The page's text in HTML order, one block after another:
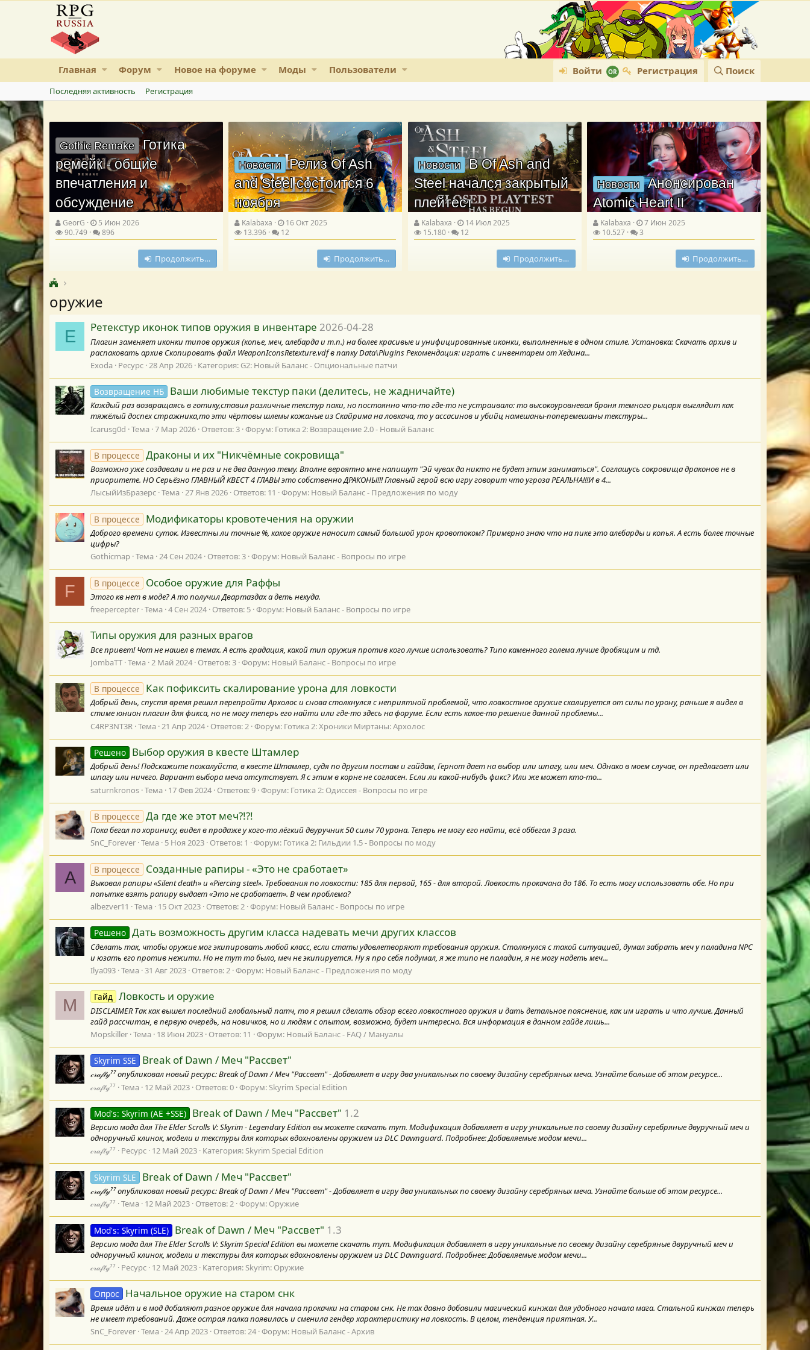
Главная Форум Новое на форуме Моды Пользователи Войти Регистрация Поиск
Последняя активность Регистрация
Gothic Remake Готика
ремейк - общие
впечатления и
обсуждение
GeorG
5 Июн 2026
90.749
896
Продолжить…
Новости Релиз Of Ash
and Steel состоится 6
ноября
Kalabaxa
16 Окт 2025
13.396
12
Продолжить…
Новости В Of Ash and
Steel начался закрытый
плейтест
Kalabaxa
14 Июл 2025
15.180
12
Продолжить…
Новости Анонсирован
Atomic Heart II
Kalabaxa
7 Июн 2025
10.527
3
Продолжить…
оружие
E Ретекстур иконок типов оружия в инвентаре 2026-04-28
Плагин заменяет иконки типов оружия (копье, меч, алебарда и т.п.) на более красивые и унифицированные иконки, выполненные в одном стиле. Установка: Скачать архив и
распаковать архив Скопировать файл WeaponIconsRetexture.vdf в папку Data\Plugins Рекомендация: играть с инвентарем от Хедина...
Exoda Ресурс 28 Апр 2026 Категория: G2: Новый Баланс - Опциональные патчи
Возвращение НБ Ваши любимые текстур паки (делитесь, не жадничайте)
Каждый раз возвращаясь в готику,ставил различные текстур паки, но постоянно что-то где-то не устраивало: то высокоуровневая броня темного рыцаря выглядит как
тяжёлый доспех стражника,то эти чёртовы шлемы кожаные из Скайрима на ловкача, то у ассасинов и убийц намешаны-поперемешаны текстуры...
Icarusg0d Тема 7 Мар 2026 Ответов: 3 Форум: Готика 2: Возвращение 2.0 - Новый Баланс
В процессе Драконы и их "Никчёмные сокровища"
Возможно уже создавали и не раз и не два данную тему. Вполне вероятно мне напишут "Эй чувак да никто не будет этим заниматься". Соглашусь сокровища драконов не в
приоритете. НО Серьёзно ГЛАВНЫЙ КВЕСТ 4 ГЛАВЫ это собственно ДРАКОНЫ!!! Главный герой всю игру говорит что угроза РЕАЛЬНА!!!И в 4...
ЛысыйИзБразерс Тема 27 Янв 2026 Ответов: 11 Форум: Новый Баланс - Предложения по моду
В процессе Модификаторы кровотечения на оружии
Доброго времени суток. Известны ли точные %, какое оружие наносит самый большой урон кровотоком? Примерно знаю что на пике это алебарды и копья. А есть более точные
цифры?
Gothicmap Тема 24 Сен 2024 Ответов: 3 Форум: Новый Баланс - Вопросы по игре
F В процессе Особое оружие для Раффы
Этого кв нет в моде? А то получил Двартаздах а деть некуда.
freepercepter Тема 4 Сен 2024 Ответов: 5 Форум: Новый Баланс - Вопросы по игре
Типы оружия для разных врагов
Все привет! Чот не нашел в темах. А есть градация, какой тип оружия против кого лучше использовать? Типо каменного голема лучше дробящим и тд.
JombaTT Тема 2 Май 2024 Ответов: 3 Форум: Новый Баланс - Вопросы по игре
В процессе Как пофиксить скалирование урона для ловкости
Добрый день, спустя время решил перепройти Архолос и снова столкнулся с неприятной проблемой, что ловкостное оружие скалируется от силы по урону, раньше я видел в
стиме юнион плагин для фикса, но не могу теперь его найти или где-то здесь на форуме. Если есть какое-то решение данной проблемы...
C4RP3NT3R Тема 21 Апр 2024 Ответов: 2 Форум: Готика 2: Хроники Миртаны: Архолос
Решено Выбор оружия в квесте Штамлер
Добрый день! Подскажите пожалуйста, в квесте Штамлер, судя по другим постам и гайдам, Гернот дает на выбор или шпагу, или меч. Однако в моем случае, он предлагает или
шпагу или ничего. Вариант выбора меча отсутствует. Я с этим в корне не согласен. Если ли какой-нибудь фикс? Или же может кто-то...
saturnkronos Тема 17 Фев 2024 Ответов: 9 Форум: Готика 2: Одиссея - Вопросы по игре
В процессе Да где же этот меч?!?!
Пока бегал по хоринису, видел в продаже у кого-то лёгкий двуручник 50 силы 70 урона. Теперь не могу его найти, всё оббегал 3 раза.
SnC_Forever Тема 5 Ноя 2023 Ответов: 1 Форум: Готика 2: Гильдии 1.5 - Вопросы по моду
A В процессе Созданные рапиры - «Это не сработает»
Выковал рапиры «Silent death» и «Piercing steel». Требования по ловкости: 185 для первой, 165 - для второй. Ловкость прокачана до 186. То есть могу использовать обе. Но при
попытке взять рапиру выдает «Это не сработает». В чем проблема?
albezver11
Тема 15 Окт 2023 Ответов: 2 Форум: Новый Баланс - Вопросы по игре
Решено Дать возможность другим класса надевать мечи других классов
Сделать так, чтобы оружие мог экипировать любой класс, если статы удовлетворяют требования оружия. Столкнулся с такой ситуацией, думал забрать меч у паладина NPC
и юзать его против нежити. Но не тут то было, меч не экипируется. Ну я про себя подумал, я же типо не паладин, я не могу надеть меч...
Ilya093 Тема 31 Авг 2023 Ответов: 2 Форум: Новый Баланс - Предложения по моду
M Гайд Ловкость и оружие
DISCLAIMER Так как вышел последний глобальный патч, то я решил сделать обзор всего ловкостного оружия и дать детальное пояснение, как им играть и что лучше. Данный
гайд рассчитан, в первую очередь, на новичков, но и людям с опытом, возможно, будет интересно. Вся информация в данном гайде лишь...
Mopskiller Тема 18 Июн 2023 Ответов: 11 Форум: Новый Баланс - FAQ / Мануалы
Skyrim SSE Break of Dawn / Меч "Рассвет"
𝒸𝓇𝒶𝒻𝓉𝓎⁷⁷ опубликовал новый ресурс: Break of Dawn / Меч "Рассвет" - Добавляет в игру два уникальных по своему дизайну серебряных меча. Узнайте больше об этом ресурсе...
𝒸𝓇𝒶𝒻𝓉𝓎⁷⁷ Тема 12 Май 2023 Ответов: 0 Форум: Skyrim Special Edition
Mod's: Skyrim (AE +SSE) Break of Dawn / Меч "Рассвет" 1.2
Версию мода для The Elder Scrolls V: Skyrim - Legendary Edition вы можете скачать тут. Модификация добавляет в игру уникальные по своему дизайну серебряные двуручный меч и
одноручный клинок, модели и текстуры для которых вдохновлены оружием из DLC Dawnguard. Подробнее: Добавляемые модом мечи...
𝒸𝓇𝒶𝒻𝓉𝓎⁷⁷
Ресурс 12 Май 2023 Категория:Skyrim Special Edition
Skyrim SLE Break of Dawn / Меч "Рассвет"
𝒸𝓇𝒶𝒻𝓉𝓎⁷⁷ опубликовал новый ресурс: Break of Dawn / Меч "Рассвет" - Добавляет в игру два уникальных по своему дизайну серебряных меча. Узнайте больше об этом ресурсе...
𝒸𝓇𝒶𝒻𝓉𝓎⁷⁷ Тема 12 Май 2023 Ответов: 2 Форум: Оружие
Mod's: Skyrim (SLE) Break of Dawn / Меч "Рассвет" 1.3
Версию мода для The Elder Scrolls V: Skyrim Special Edition вы можете скачать тут. Модификация добавляет в игру уникальные по своему дизайну серебряные двуручный меч и
одноручный клинок, модели и текстуры для которых вдохновлены оружием из DLC Dawnguard. Подробнее: Добавляемые модом мечи...
𝒸𝓇𝒶𝒻𝓉𝓎⁷⁷
Ресурс 12 Май 2023 Категория:Skyrim: Оружие
Опрос Начальное оружие на старом снк
Время идёт и в мод добаляют разное оружие для начала прокачки на старом снк. Не так давно добавили магический кинжал для удобного начала мага. Стальной кинжал теперь
не имеет требований. Даже острая палка появилась и сменила гендер характеристику на ловкость. В целом, тенденция приятная. У...
SnC_Forever Тема 24 Апр 2023 Ответов: 24 Форум: Новый Баланс - Архив